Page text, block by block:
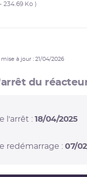
234.69 Ko )
à jour : 21/04/2026
du
l'arrêt : 18/04/2025
redémarrage : 07/